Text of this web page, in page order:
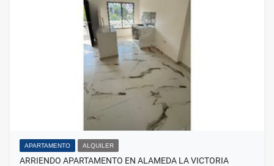
APARTAMENTO ALQUILER
ARRIENDO APARTAMENTO EN ALAMEDA LA VICTORIA